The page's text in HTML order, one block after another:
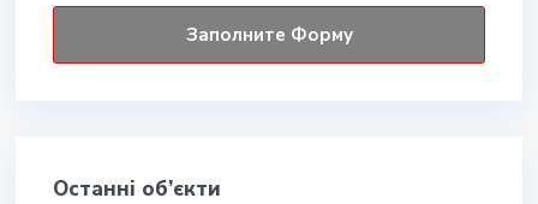
Останні об’єкти